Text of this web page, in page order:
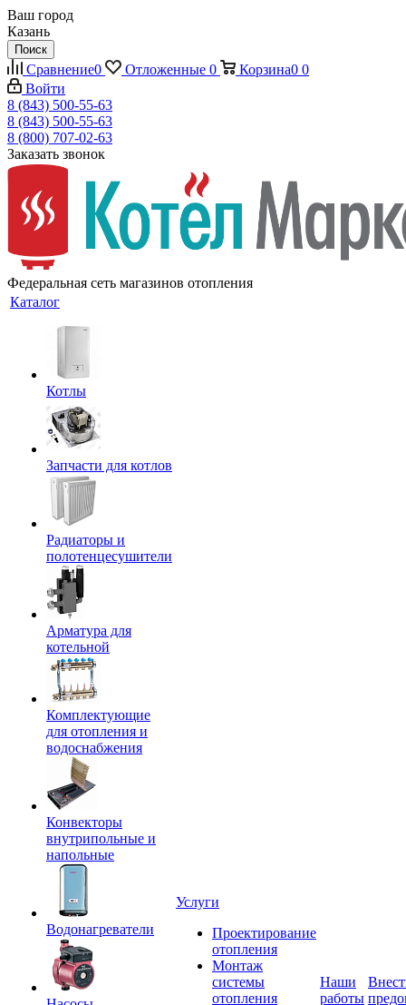
Ваш город
Казань
Поиск
Сравнение0 Отложенные 0 Корзина0 0
Войти
8 (843) 500-55-63
8 (843) 500-55-63
8 (800) 707-02-63
Заказать звонок
Федеральная сеть магазинов отопления
Каталог
Котлы
Запчасти для котлов
Радиаторы и
полотенцесушители
Арматура для
котельной
Комплектующие
для отопления и
водоснабжения
Конвекторы
внутрипольные и
напольные
Водонагреватели
Услуги
Проектирование
отопления
Монтаж
системы
отопления
Наши
работы